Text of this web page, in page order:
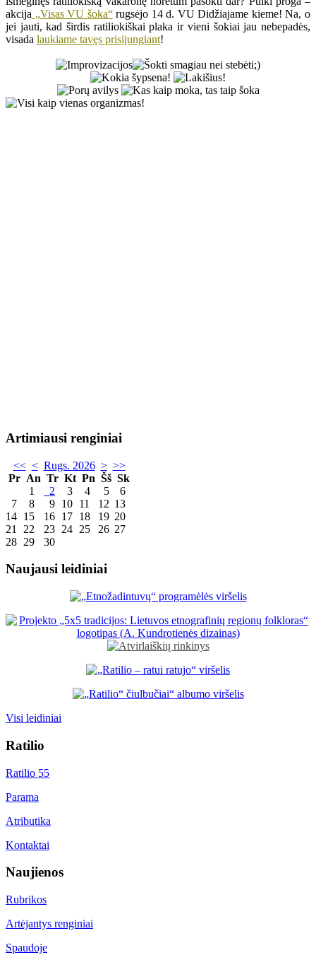
akcija „Visas VU šoka“rugsėjo 14 d. VU Didžiajame kieme! Na, o
jei jauti, kad širdis ratiliokiškai plaka ir vieni šokiai jau nebepadės,
visada laukiame tavęs prisijungiant!
Artimiausi renginiai
<< < Rugs. 2026 > >>
Pr An Tr Kt Pn Šš Sk
1
2 3 4 5
6
7
8 9 10 11 12 13
14 15 16 17 18 19 20
21
22 23 24 25 26 27
28 29 30
Naujausi leidiniai
Visi leidiniai
Ratilio
Ratilio 55
Parama
Atributika
Kontaktai
Naujienos
Rubrikos
Artėjantys renginiai
Spaudoje